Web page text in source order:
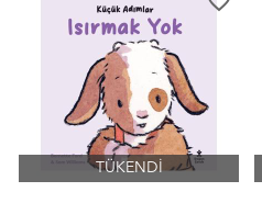
TÜKENDİ